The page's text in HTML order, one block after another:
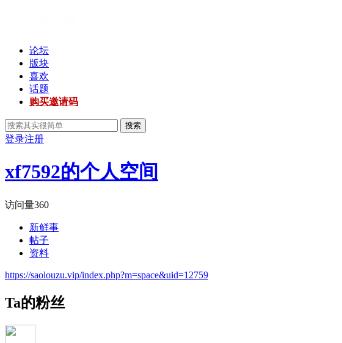
论坛
版块
喜欢
话题
购买邀请码
搜索
登录注册
xf7592的个人空间
访问量360
新鲜事
帖子
资料
https://saolouzu.vip/index.php?m=space&uid=12759
Ta的粉丝